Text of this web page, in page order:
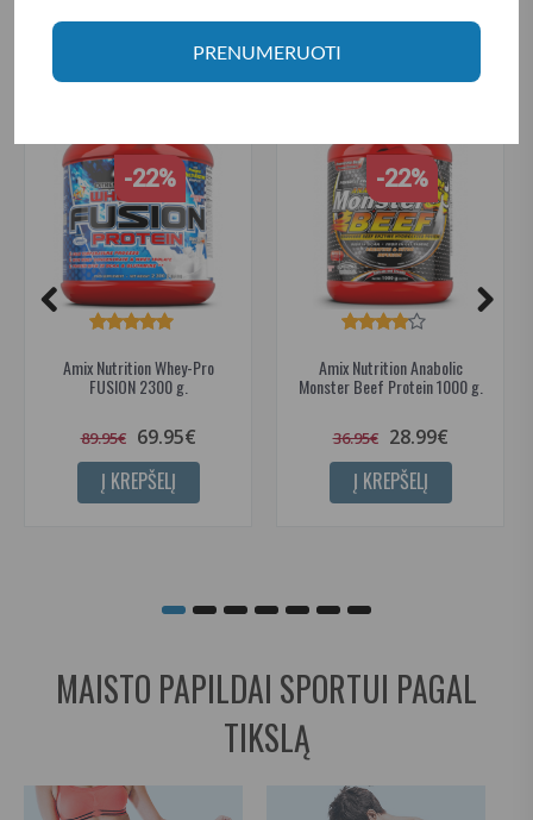
SUSIJUSIOS PREKĖS
-22%
Amix Nutrition Whey-Pro
FUSION 2300 g.
89.95€ 69.95€
Į KREPŠELĮ
-22%
Amix Nutrition Anabolic
Monster Beef Protein 1000 g.
36.95€ 28.99€
Į KREPŠELĮ
MAISTO PAPILDAI SPORTUI PAGAL
TIKSLĄ
PRENUMERUOTI